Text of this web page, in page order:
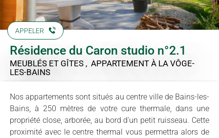
APPELER
Résidence du Caron studio n°2.1
MEUBLÉS ET GÎTES , APPARTEMENT À LA VÔGE-
LES-BAINS
Nos appartements sont situés au centre ville de Bains-les-
Bains, à 250 mètres de votre cure thermale, dans une
propriété close, arborée, au bord d'un petit ruisseau. Cette
proximité avec le centre thermal vous permettra alors de